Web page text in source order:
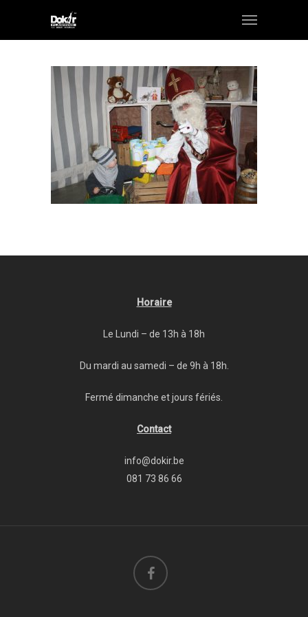
Horaire
Le Lundi – de 13h à 18h
Du mardi au samedi – de 9h à 18h.
Fermé dimanche et jours fériés.
Contact
info@dokir.be
081 73 86 66